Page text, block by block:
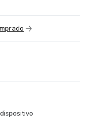
integrantes